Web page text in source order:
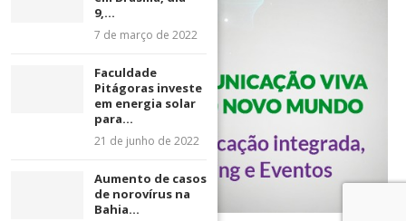
9,...
7 de março de 2022
Faculdade
Pitágoras investe
em energia solar
para...
21 de junho de 2022
Aumento de casos
de norovírus na
Bahia...